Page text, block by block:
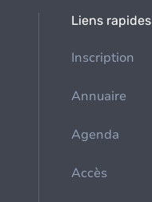
Liens rapides
Inscription
Annuaire
Agenda
Accès